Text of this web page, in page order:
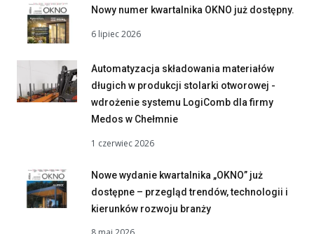
Nowy numer kwartalnika OKNO już dostępny.
6 lipiec 2026
Automatyzacja składowania materiałów
długich w produkcji stolarki otworowej -
wdrożenie systemu LogiComb dla firmy
Medos w Chełmnie
1 czerwiec 2026
Nowe wydanie kwartalnika „OKNO” już
dostępne – przegląd trendów, technologii i
kierunków rozwoju branży